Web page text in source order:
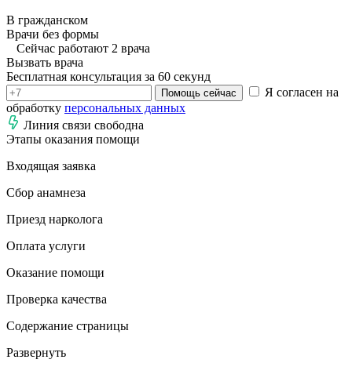
В гражданском
Врачи без формы
Сейчас работают 2 врача
Вызвать врача
Бесплатная консультация за 60 секунд
Помощь сейчас
Я согласен на
обработку персональных данных
Линия связи свободна
Этапы оказания помощи
Входящая заявка
Сбор анамнеза
Приезд нарколога
Оплата услуги
Оказание помощи
Проверка качества
Содержание страницы
Развернуть